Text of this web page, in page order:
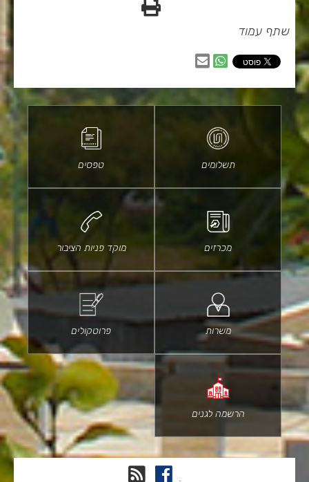
הדפס
שתף עמוד
שיתוף
בווטסאפ
שיתוף
באמצעות
תשלומים טפסים
מכרזים מוקד פניות הציבור
משרות פרוטקולים
הרשמה לגנים
.
פייסבוקRSS